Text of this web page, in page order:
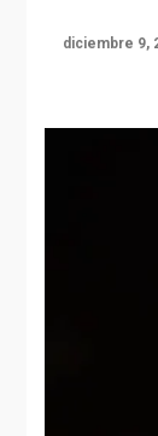
diciembre 9,